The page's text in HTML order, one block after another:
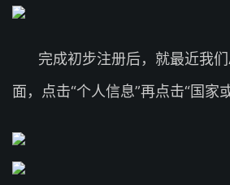
完成初步注册后，就最近我
面，点击“个人信息”再点击“国家